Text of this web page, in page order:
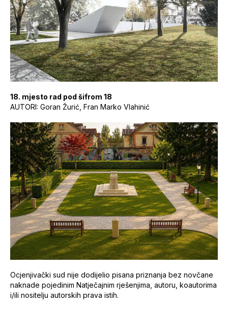
18. mjesto rad pod šifrom 18
AUTORI: Goran Žurić, Fran Marko Vlahinić
Ocjenjivački sud nije dodijelio pisana priznanja bez novčane
naknade pojedinim Natječajnim rješenjima, autoru, koautorima
i/ili nositelju autorskih prava istih.